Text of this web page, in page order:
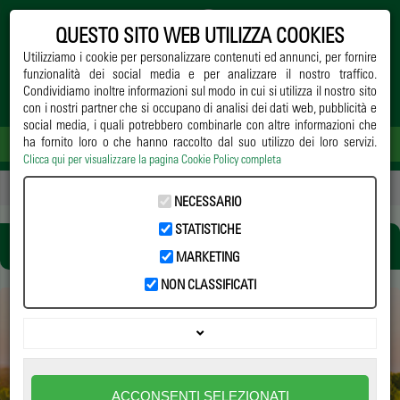
AGRICOLTURA
VIVAISMO, PARTECIPAZIONE IN CRESCITA
QUESTO SITO WEB UTILIZZA COOKIES
Utilizziamo i cookie per personalizzare contenuti ed annunci, per fornire
funzionalità dei social media e per analizzare il nostro traffico.
Condividiamo inoltre informazioni sul modo in cui si utilizza il nostro sito
con i nostri partner che si occupano di analisi dei dati web, pubblicità e
social media, i quali potrebbero combinarle con altre informazioni che
ha fornito loro o che hanno raccolto dal suo utilizzo dei loro servizi.
Clicca qui per visualizzare la pagina Cookie Policy completa
NECESSARIO
STATISTICHE
MARKETING
NON CLASSIFICATI
ACCONSENTI SELEZIONATI